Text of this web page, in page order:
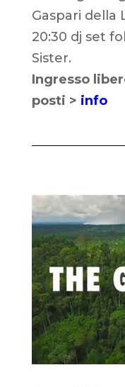
Gaspari della
20:30 dj set
Sister.
Ingresso
posti > info